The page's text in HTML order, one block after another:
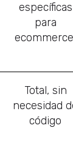
específicas
para
Total, sin
necesidad
código